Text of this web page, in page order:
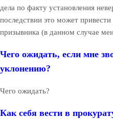
дела по факту установления
последствии это может
призывника (в данном случае
Чего ожидать, если мне
уклонению?
Чего ожидать?
Как себя вести в